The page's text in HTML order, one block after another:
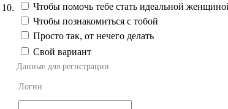
10.
Чтобы помочь тебе стать идеальной
Чтобы познакомиться с тобой
Просто так, от нечего делать
Свой вариант
Данные для регистрации
Логин